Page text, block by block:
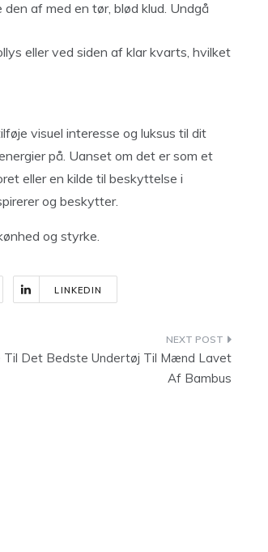
af med en tør, blød klud. Undgå
eller ved siden af klar kvarts, hvilket
visuel interesse og luksus til dit
på. Uanset om det er som et
eller en kilde til beskyttelse i
og beskytter.
og styrke.
LINKEDIN
Til Det Bedste Undertøj Til Mænd Lavet
Af Bambus